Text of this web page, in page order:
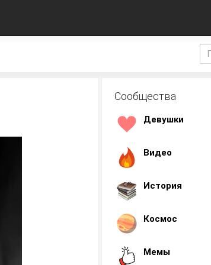
Сообщества
Девушки
Видео
История
Космос
Мемы